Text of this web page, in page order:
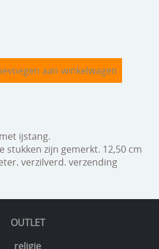
OUTLET
religie
ijstang.
stukken zijn gemerkt. 12,50 cm
verzilverd. verzending